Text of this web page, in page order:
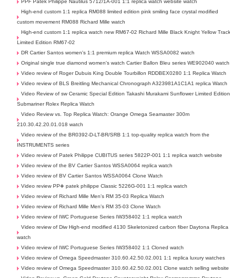
PPF Patek Philippe Nautilus 5712/1A-001 1:1 replica watch website watch
High-end custom 1:1 replica RM088 limited edition pink smiling face crystal modified
custom movement RM088 Richard Mille watch
High-end custom 1:1 replica watch new RM67-02 Richard Mille Black Knight Yellow
Limited Edition RM67-02
DR Cartier Santos women's 1:1 premium replica Watch WSSA0082 watch
Original single true diamond women's watch Cartier Ballon Bleu series WE902040 watch
Video review of Roger Dubuis King Double Tourbillon RDDBEX0280 1:1 Replica Watch
Video review of BLS Breitling Mechanical Chronograph A323981A1C1A1 replica Watch
Video Review of sw Ceramic Special Edition Takashi Murakami Sunflower Limited Edition
Submariner Rolex Replica Watch
Video Review vs. Top Replica Watch: Orange Omega Seamaster 300m
210.30.42.20.01.018 watch
Video review of the BR0392-D-LT-BR/SRB 1:1 top-quality replica watch from the
INSTRUMENTS series
Video review of Patek Philippe CUBITUS series 5822P-001 1:1 replica watch website
Video review of the BV Cartier Santos WSSA0064 replica watch
Video review of BV Cartier Santos WSSA0064 Clone Watch
Video review PP➕ patek philippe Classic 5226G-001 1:1 replica watch
Video review of Richard Mille Men's RM 35-03 Replica Watch
Video review of Richard Mille Men's RM 35-03 Clone Watch
Video review of IWC Portuguese Series IW358402 1:1 replica watch
Video review of Diw High-end modified 4130 Skeletonized carbon fiber Daytona Replica
watch
Video review of IWC Portuguese Series IW358402 1:1 Cloned watch
Video review of Omega Speedmaster 310.60.42.50.02.001 1:1 replica luxury watches
Video review of Omega Speedmaster 310.60.42.50.02.001 Clone watch selling website